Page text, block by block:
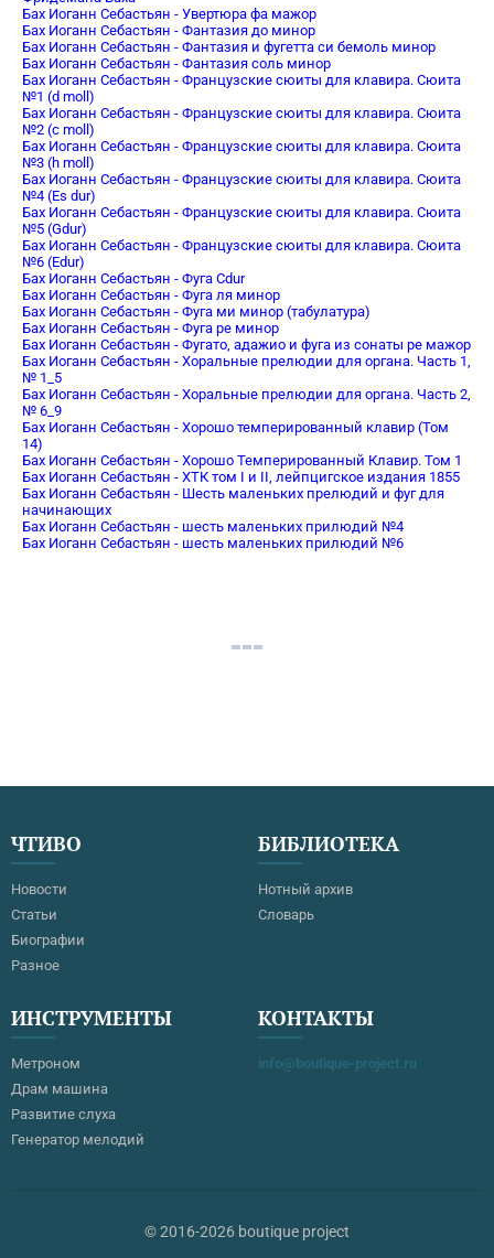
Бах Иоганн Себастьян - Увертюра фа мажор
Бах Иоганн Себастьян - Фантазия до минор
Бах Иоганн Себастьян - Фантазия и фугетта си бемоль минор
Бах Иоганн Себастьян - Фантазия соль минор
Бах Иоганн Себастьян - Французские сюиты для клавира. Сюита
№1 (d moll)
Бах Иоганн Себастьян - Французские сюиты для клавира. Сюита
№2 (c moll)
Бах Иоганн Себастьян - Французские сюиты для клавира. Сюита
№3 (h moll)
Бах Иоганн Себастьян - Французские сюиты для клавира. Сюита
№4 (Es dur)
Бах Иоганн Себастьян - Французские сюиты для клавира. Сюита
№5 (Gdur)
Бах Иоганн Себастьян - Французские сюиты для клавира. Сюита
№6 (Edur)
Бах Иоганн Себастьян - Фуга Cdur
Бах Иоганн Себастьян - Фуга ля минор
Бах Иоганн Себастьян - Фуга ми минор (табулатура)
Бах Иоганн Себастьян - Фуга ре минор
Бах Иоганн Себастьян - Фугато, адажио и фуга из сонаты ре мажор
Бах Иоганн Себастьян - Хоральные прелюдии для органа. Часть 1,
№ 1_5
Бах Иоганн Себастьян - Хоральные прелюдии для органа. Часть 2,
№ 6_9
Бах Иоганн Себастьян - Хорошо темперированный клавир (Том
14)
Бах Иоганн Себастьян - Хорошо Темперированный Клавир. Том 1
Бах Иоганн Себастьян - ХТК том I и II, лейпцигское издания 1855
Бах Иоганн Себастьян - Шесть маленьких прелюдий и фуг для
начинающих
Бах Иоганн Себастьян - шесть маленьких прилюдий №4
Бах Иоганн Себастьян - шесть маленьких прилюдий №6
ЧТИВО
Новости
Статьи
Биографии
Разное
БИБЛИОТЕКА
Нотный архив
Словарь
ИНСТРУМЕНТЫ
Метроном
Драм машина
Развитие слуха
Генератор мелодий
КОНТАКТЫ
info@boutique-project.ru
© 2016-2026 boutique project